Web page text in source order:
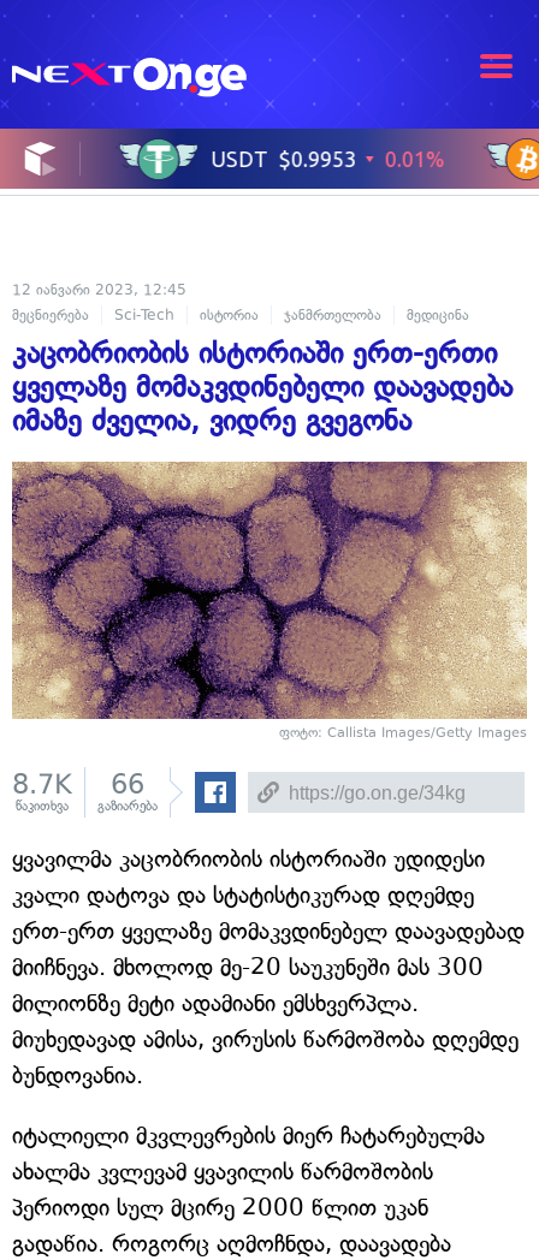
12 იანვარი 2023, 12:45
მეცნიერება
Sci-Tech ისტორია ჯანმრთელობა მედიცინა
კაცობრიობის ისტორიაში ერთ-ერთი
ყველაზე მომაკვდინებელი დაავადება
იმაზე ძველია, ვიდრე გვეგონა
ფოტო: Callista Images/Getty Images
8.7K
წაკითხვა
66
გაზიარება
ყვავილმა კაცობრიობის ისტორიაში უდიდესი
კვალი დატოვა და სტატისტიკურად დღემდე
ერთ-ერთ ყველაზე მომაკვდინებელ დაავადებად
მიიჩნევა. მხოლოდ მე-20 საუკუნეში მას 300
მილიონზე მეტი ადამიანი ემსხვერპლა.
მიუხედავად ამისა, ვირუსის წარმოშობა დღემდე
ბუნდოვანია.
იტალიელი მკვლევრების მიერ ჩატარებულმა
ახალმა კვლევამ ყვავილის წარმოშობის
პერიოდი სულ მცირე 2000 წლით უკან
გადაწია. როგორც აღმოჩნდა, დაავადება